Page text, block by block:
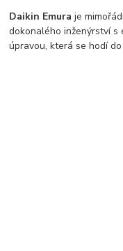
Daikin Emuraje
dokonalého inženýrství
úpravou, která se hodí